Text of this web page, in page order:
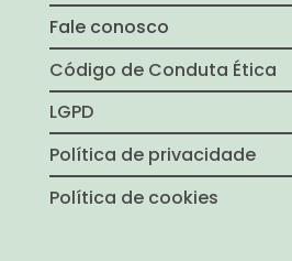
Fale conosco
Código de Conduta Ética
LGPD
Política de privacidade
Política de cookies